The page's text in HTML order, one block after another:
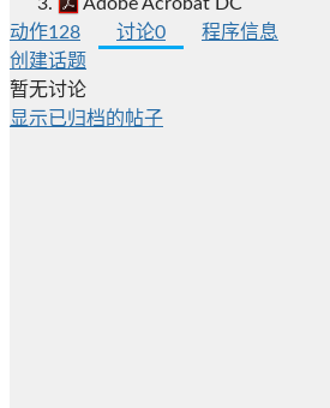
动作128 讨论0
程序信息
创建话题
暂无讨论
显示已归档的帖子